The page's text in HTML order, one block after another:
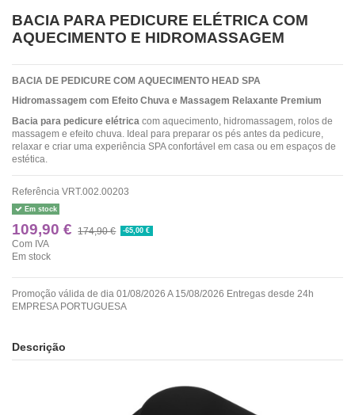
BACIA PARA PEDICURE ELÉTRICA COM
AQUECIMENTO E HIDROMASSAGEM
BACIA DE PEDICURE COM AQUECIMENTO HEAD SPA
Hidromassagem com Efeito Chuva e Massagem Relaxante Premium
Bacia para pedicure elétrica com aquecimento, hidromassagem, rolos de
massagem e efeito chuva. Ideal para preparar os pés antes da pedicure,
relaxar e criar uma experiência SPA confortável em casa ou em espaços de
estética.
Referência VRT.002.00203
Em stock
109,90 € 174,90 € -65,00 €
Com IVA
Em stock
Promoção válida de dia 01/08/2026 A 15/08/2026 Entregas desde 24h
EMPRESA PORTUGUESA
Descrição